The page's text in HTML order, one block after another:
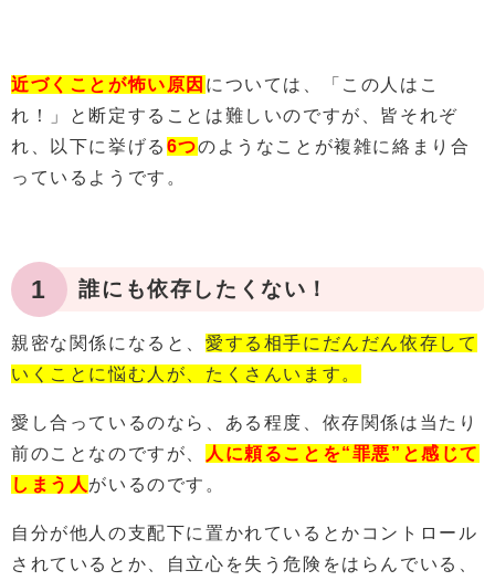
近づくことが怖い原因 については、「この人はこ
れ！」と断定することは難しいのですが、皆それぞ
れ、以下に挙げる 6つのようなことが複雑に絡まり合
っているようです。
1 誰にも依存したくない！
親密な関係になると、 愛する相手にだんだん依存して
いくことに悩む人が、たくさんいます。
愛し合っているのなら、ある程度、依存関係は当たり
前のことなのですが、
人に頼ることを“罪悪”と感じて
しまう人 がいるのです。
自分が他人の支配下に置かれているとかコントロール
されているとか、自立心を失う危険をはらんでいる、